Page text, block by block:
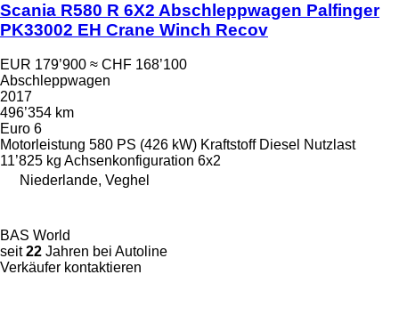
Scania R580 R 6X2 Abschleppwagen Palfinger
PK33002 EH Crane Winch Recov
EUR 179’900 ≈ CHF 168’100
Abschleppwagen
2017
496’354 km
Euro 6
Motorleistung 580 PS (426 kW) Kraftstoff Diesel Nutzlast
11’825 kg Achsenkonfiguration 6x2
Niederlande, Veghel
BAS World
seit22 Jahren bei Autoline
Verkäufer kontaktieren